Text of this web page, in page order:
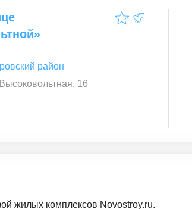
район
16
жилых комплексов Novostroy.ru.